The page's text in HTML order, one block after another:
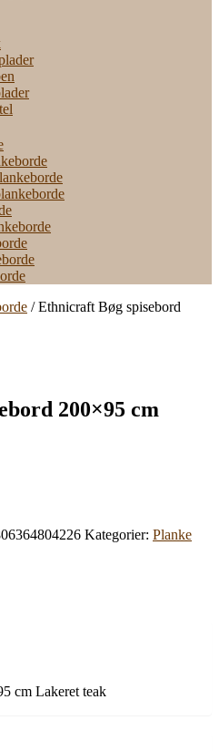
/ Ethnicraft Bøg spisebord
200×95 cm
kr..
Kategorier: Planke
cm Lakeret teak